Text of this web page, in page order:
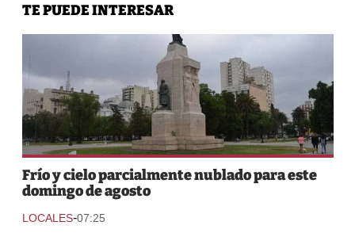
TE PUEDE INTERESAR
Frío y cielo parcialmente nublado para este
domingo de agosto
LOCALES-07:25